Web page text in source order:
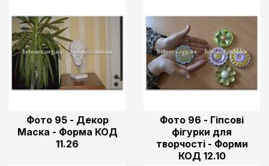
Фото 95 - Декор
Маска - Форма КОД
11.26
Фото 96 - Гіпсові
фігурки для
творчості - Форми
КОД 12.10